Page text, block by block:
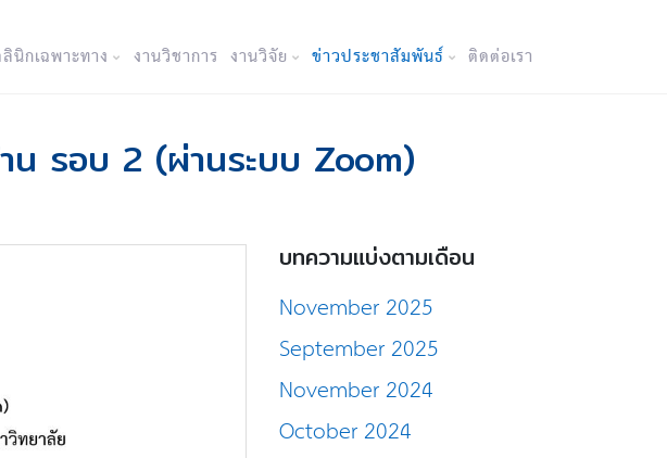
นิกเฉพาะทาง งานวิชาการ งานวิจัย ข่าวประชาสัมพันธ์ ติดต่อเรา
น รอบ 2 (ผ่านระบบ Zoom)
บทความแบ่งตามเดือน
November 2025
September 2025
November 2024
October 2024